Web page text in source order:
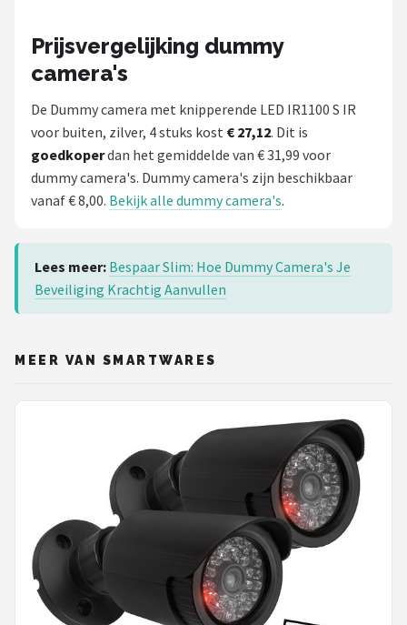
Prijsvergelijking dummy
camera's
De Dummy camera met knipperende LED IR1100 S IR
voor buiten, zilver, 4 stuks kost € 27,12. Dit is
goedkoperdan het gemiddelde van € 31,99 voor
dummy camera's. Dummy camera's zijn beschikbaar
vanaf € 8,00. Bekijk alle dummy camera's.
Lees meer: Bespaar Slim: Hoe Dummy Camera's Je
Beveiliging Krachtig Aanvullen
MEER VAN SMARTWARES